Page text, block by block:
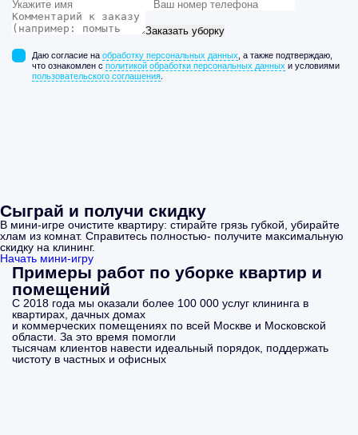
Заказать уборку
Даю согласие на обработку персональных данных , а также подтверждаю,
что ознакомлен с политикой обработки персональных данных и условиями
пользовательского соглашения
Сыграй и получи скидку
В мини-игре очистите квартиру: стирайте грязь губкой, убирайте
хлам из комнат. Справитесь полностью- получите максимальную
скидку на клининг.
Начать мини-игру
Примеры работ по уборке квартир и
помещений
С 2018 года мы оказали более 100 000 услуг клининга в
квартирах, дачных домах
и коммерческих помещениях по всей Москве и Московской
области. За это время помогли
тысячам клиентов навести идеальный порядок, поддержать
чистоту в частных и офисных